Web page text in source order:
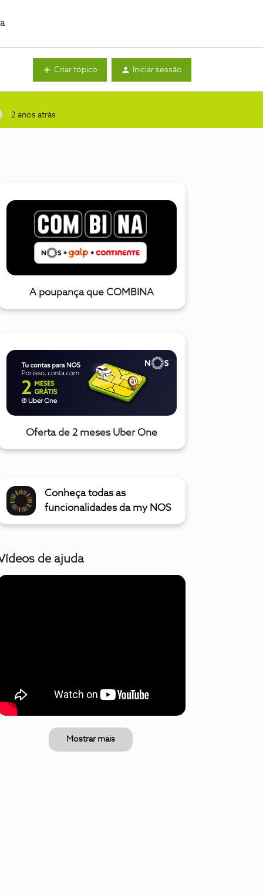
Criar tópico Iniciar sessão
2 anos atrás
A poupança que COMBINA
Oferta de 2 meses Uber One
Conheça todas as
funcionalidades da my NOS
de ajuda
Mostrar mais